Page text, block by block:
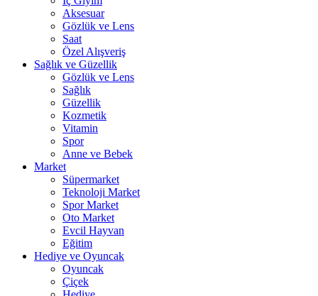
Aksesuar
Gözlük ve Lens
Saat
Özel Alışveriş
Sağlık ve Güzellik
Gözlük ve Lens
Sağlık
Güzellik
Kozmetik
Vitamin
Spor
Anne ve Bebek
Market
Süpermarket
Teknoloji Market
Spor Market
Oto Market
Evcil Hayvan
Eğitim
Hediye ve Oyuncak
Oyuncak
Çiçek